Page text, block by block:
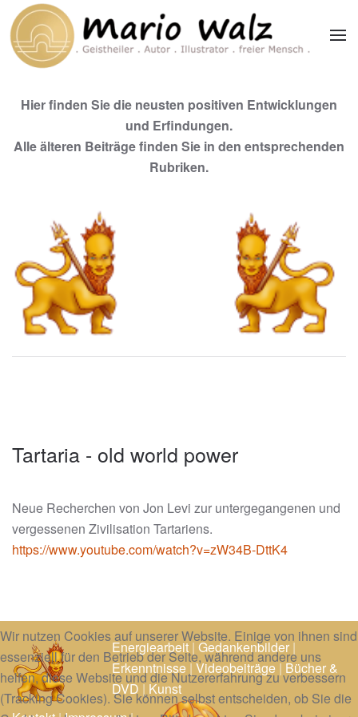
Zum Hauptinhalt springen
Hier finden Sie die neusten positiven Entwicklungen
und Erfindungen.
Alle älteren Beiträge finden Sie in den entsprechenden
Rubriken.
Tartaria - old world power
Neue Recherchen von Jon Levi zur untergegangenen und
vergessenen Zivilisation Tartariens.
https://www.youtube.com/watch?v=zW34B-DttK4
Energiearbeit|Gedankenbilder|
Erkenntnisse|Videobeiträge|Bücher &
DVD|Kunst
Wir nutzen Cookies auf unserer Website. Einige von ihnen sind
essenziell für den Betrieb der Seite, während andere uns
helfen, diese Website und die Nutzererfahrung zu verbessern
(Tracking Cookies). Sie können selbst entscheiden, ob Sie die